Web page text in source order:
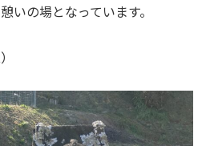
いの場となっています。